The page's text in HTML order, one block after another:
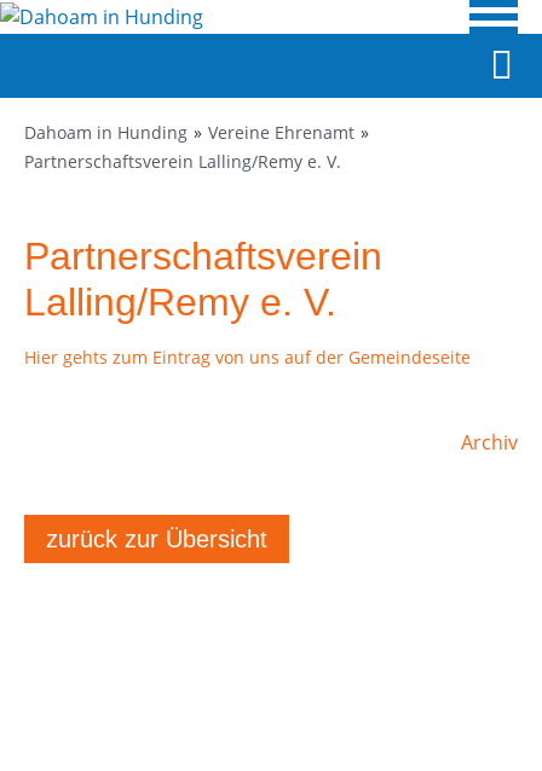
Dahoam in Hunding
Vereine Ehrenamt
Partnerschaftsverein Lalling/Remy e. V.
Partnerschaftsverein
Lalling/Remy e. V.
Hier gehts zum Eintrag von uns auf der Gemeindeseite
Archiv
zurück zur Übersicht